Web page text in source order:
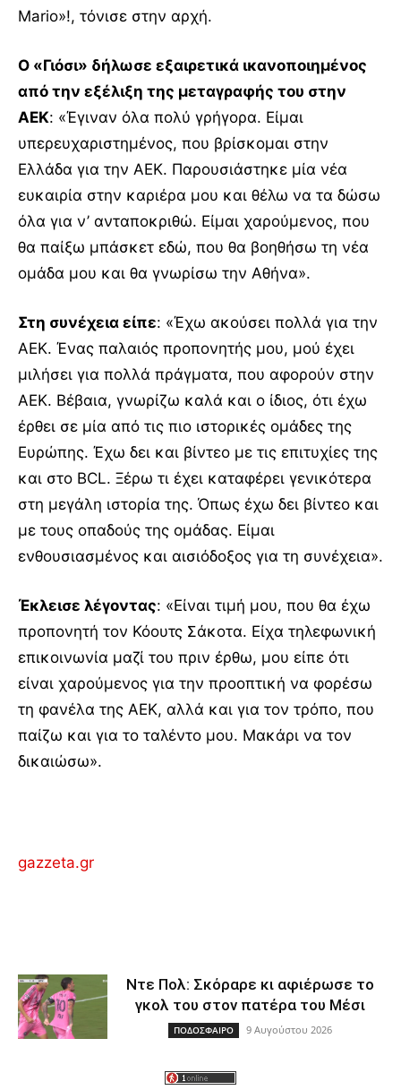
Mario»!, τόνισε στην αρχή.
Ο «Γιόσι» δήλωσε εξαιρετικά ικανοποιημένος
από την εξέλιξη της μεταγραφής του στην
ΑΕΚ: «Έγιναν όλα πολύ γρήγορα. Είμαι
υπερευχαριστημένος, που βρίσκομαι στην
Ελλάδα για την ΑΕΚ. Παρουσιάστηκε μία νέα
ευκαιρία στην καριέρα μου και θέλω να τα δώσω
όλα για ν’ ανταποκριθώ. Είμαι χαρούμενος, που
θα παίξω μπάσκετ εδώ, που θα βοηθήσω τη νέα
ομάδα μου και θα γνωρίσω την Αθήνα».
Στη συνέχεια είπε: «Έχω ακούσει πολλά για την
ΑΕΚ. Ένας παλαιός προπονητής μου, μού έχει
μιλήσει για πολλά πράγματα, που αφορούν στην
ΑΕΚ. Βέβαια, γνωρίζω καλά και ο ίδιος, ότι έχω
έρθει σε μία από τις πιο ιστορικές ομάδες της
Ευρώπης. Έχω δει και βίντεο με τις επιτυχίες της
και στο BCL. Ξέρω τι έχει καταφέρει γενικότερα
στη μεγάλη ιστορία της. Όπως έχω δει βίντεο και
με τους οπαδούς της ομάδας. Είμαι
ενθουσιασμένος και αισιόδοξος για τη συνέχεια».
Έκλεισε λέγοντας: «Είναι τιμή μου, που θα έχω
προπονητή τον Κόουτς Σάκοτα. Είχα τηλεφωνική
επικοινωνία μαζί του πριν έρθω, μου είπε ότι
είναι χαρούμενος για την προοπτική να φορέσω
τη φανέλα της ΑΕΚ, αλλά και για τον τρόπο, που
παίζω και για το ταλέντο μου. Μακάρι να τον
δικαιώσω».
gazzeta.gr
Ντε Πολ: Σκόραρε κι αφιέρωσε το
γκολ του στον πατέρα του Μέσι
ΠΟΔΟΣΦΑΙΡΟ 9 Αυγούστου 2026